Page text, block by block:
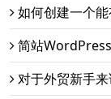
如何创建一个
简站
对于外贸新手